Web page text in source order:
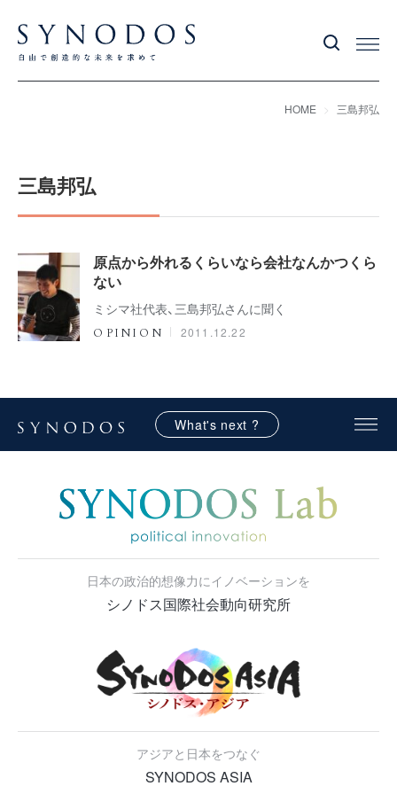
HOME 三島邦弘
三島邦弘
原点から外れるくらいなら会社なんかつくら
ない
ミシマ社代表、三島邦弘さんに聞く
OPINION 2011.12.22
What's next ?
日本の政治的想像力にイノベーションを
シノドス国際社会動向研究所
アジアと日本をつなぐ
SYNODOS ASIA